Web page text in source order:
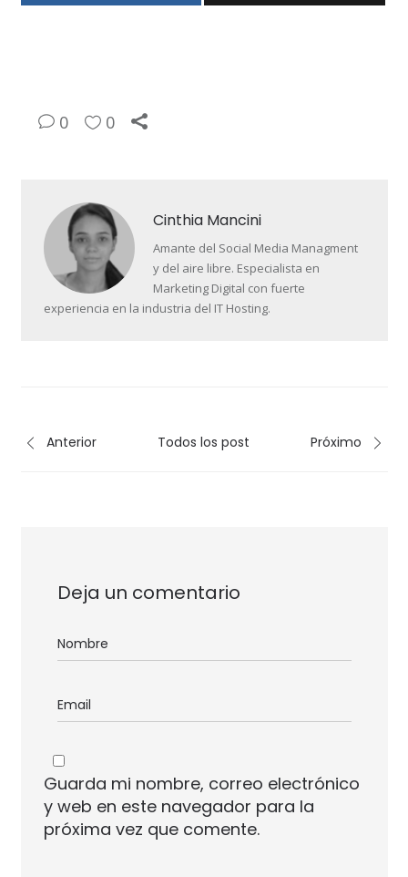
0 0
Cinthia Mancini
Amante del Social Media Managment
y del aire libre. Especialista en
Marketing Digital con fuerte
experiencia en la industria del IT Hosting.
Anterior Todos los post Próximo
Deja un comentario
Guarda mi nombre, correo electrónico
y web en este navegador para la
próxima vez que comente.